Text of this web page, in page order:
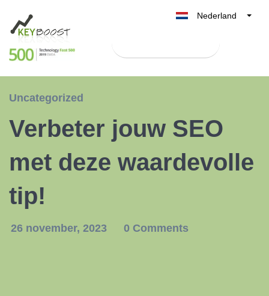
Nederland
België
España
Uncategorized
Verbeter jouw SEO
met deze waardevolle
tip!
26 november, 2023 0 Comments